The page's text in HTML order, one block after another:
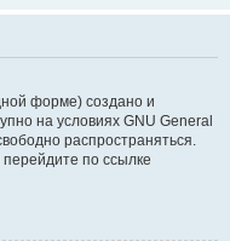
форме) создано и
на условиях GNU General
распространяться.
по ссылке